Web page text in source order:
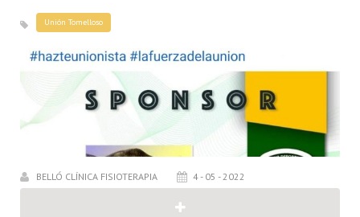
Unión Tomelloso
BELLÓ CLÍNICA FISIOTERAPIA 4 - 05 - 2022